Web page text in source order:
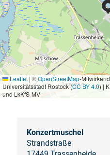
Leaflet | ©OpenStreetMap-
Universitätsstadt Rostock (CC BY 4.0) |
und LkKfS-MV
Konzertmuschel
Strandstraße